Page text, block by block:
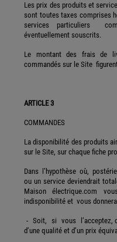
Les prix des produits et
sont toutes taxes comprises
services particuliers
éventuellement souscrits.
Le montant des frais de
commandés sur le Site
ARTICLE 3
COMMANDES
La disponibilité des produits
sur le Site, sur chaque fiche
Dans l’hypothèse où,
ou un service deviendrait
Maison électrique.com
indisponibilité et vous
- Soit, si vous l’acceptez,
d’une qualité et d’un prix